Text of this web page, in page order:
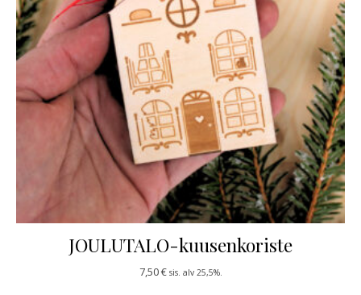
JOULUTALO-kuusenkoriste
7,50€ sis. alv 25,5%.